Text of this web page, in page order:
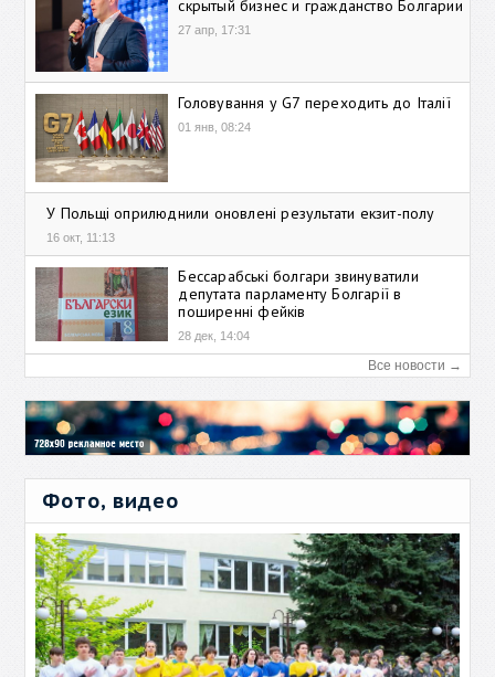
скрытый бизнес и гражданство Болгарии
27 апр, 17:31
Головування у G7 переходить до Італії
01 янв, 08:24
У Польщі оприлюднили оновлені результати екзит-полу
16 окт, 11:13
Бессарабські болгари звинуватили
депутата парламенту Болгарії в
поширенні фейків
28 дек, 14:04
Все новости →
Фото, видео